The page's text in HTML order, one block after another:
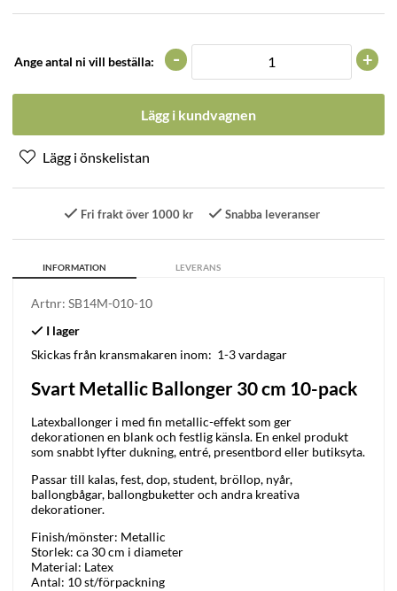
Ange antal ni vill beställa: +
-
Lägg i kundvagnen
Fri frakt över 1000 kr Snabba leveranser
INFORMATION LEVERANS
Artnr: SB14M-010-10
Skickas från kransmakaren inom: 1-3 vardagar
Svart Metallic Ballonger 30 cm 10-pack
Latexballonger i med fin metallic-effekt som ger
dekorationen en blank och festlig känsla. En enkel produkt
som snabbt lyfter dukning, entré, presentbord eller butiksyta.
Passar till kalas, fest, dop, student, bröllop, nyår,
ballongbågar, ballongbuketter och andra kreativa
dekorationer.
Finish/mönster: Metallic
Storlek: ca 30 cm i diameter
Material: Latex
Antal: 10 st/förpackning